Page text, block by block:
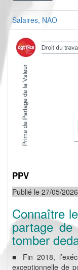
Salaires, NAO
PPV
Publié le 27/05/2026
Connaître
partage
tomber
■ Fin 2018,
exceptionnelle de